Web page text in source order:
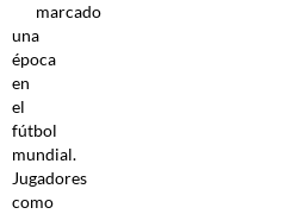
marcado
una
época
en
el
fútbol
mundial.
Jugadores
como